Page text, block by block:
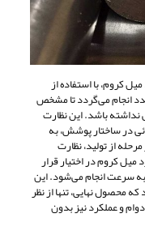
کروم، با استفاده از
انجام می‌گردد تا مشخص
باشد. این نظارت
در ساختار پوشش، به
از تولید، نظارت
کروم در اختیار قرار
سرعت انجام می‌شود. این
محصول نهایی، تنها از نظر
و عملکرد نیز بدون